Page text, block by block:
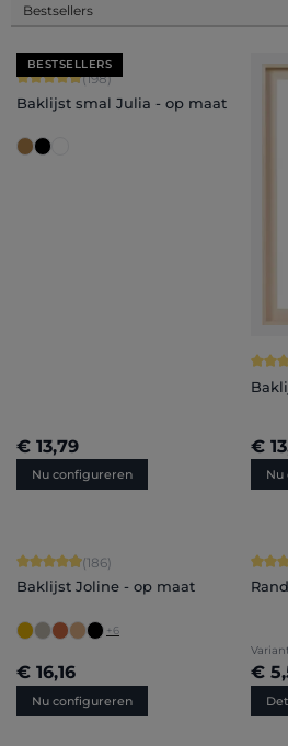
BESTSELLERS
Gemiddelde waardering van 4.88 van 5
(198)
Baklijst smal Julia - op maat
€ 13,79
Nu configureren
€
Nu
Gemiddelde waardering van 4.91 van 5
(186)
Baklijst Joline - op maat
+6
€ 16,16
Nu configureren
€